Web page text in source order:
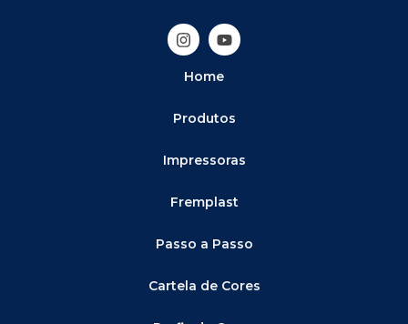
Home
Produtos
Impressoras
Fremplast
Passo a Passo
Cartela de Cores